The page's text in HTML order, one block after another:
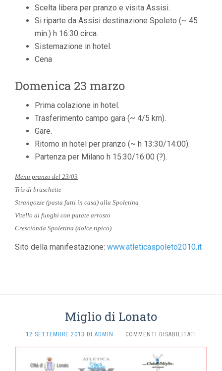
Scelta libera per pranzo e visita Assisi.
Si riparte da Assisi destinazione Spoleto (~ 45
min.) h 16:30 circa.
Sistemazione in hotel.
Cena
Domenica 23 marzo
Prima colazione in hotel.
Trasferimento campo gara (~ 4/5 km).
Gare.
Ritorno in hotel per pranzo (~ h 13:30/14:00).
Partenza per Milano h 15:30/16:00 (?).
Menu pranzo del 23/03
Tris di bruschette
Strangozze (pasta fatti in casa) alla Spoletina
Vitello ai funghi con patate arrosto
Crescionda Spoletina (dolce tipico)
Sito della manifestazione: www.atleticaspoleto2010.it
Miglio di Lonato
12 SETTEMBRE 2013 DI ADMIN · COMMENTI DISABILITATI